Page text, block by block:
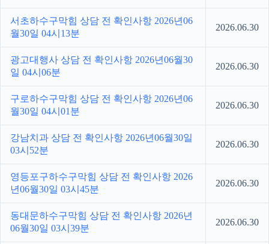
서초하수구막힘 상담 전 확인사항 2026년06
월30일 04시13분
2026.06.30
광고대행사 상담 전 확인사항 2026년06월30
일 04시06분
2026.06.30
구로하수구막힘 상담 전 확인사항 2026년06
월30일 04시01분
2026.06.30
강남치과 상담 전 확인사항 2026년06월30일
03시52분
2026.06.30
영등포구하수구막힘 상담 전 확인사항 2026
년06월30일 03시45분
2026.06.30
동대문하수구막힘 상담 전 확인사항 2026년
06월30일 03시39분
2026.06.30